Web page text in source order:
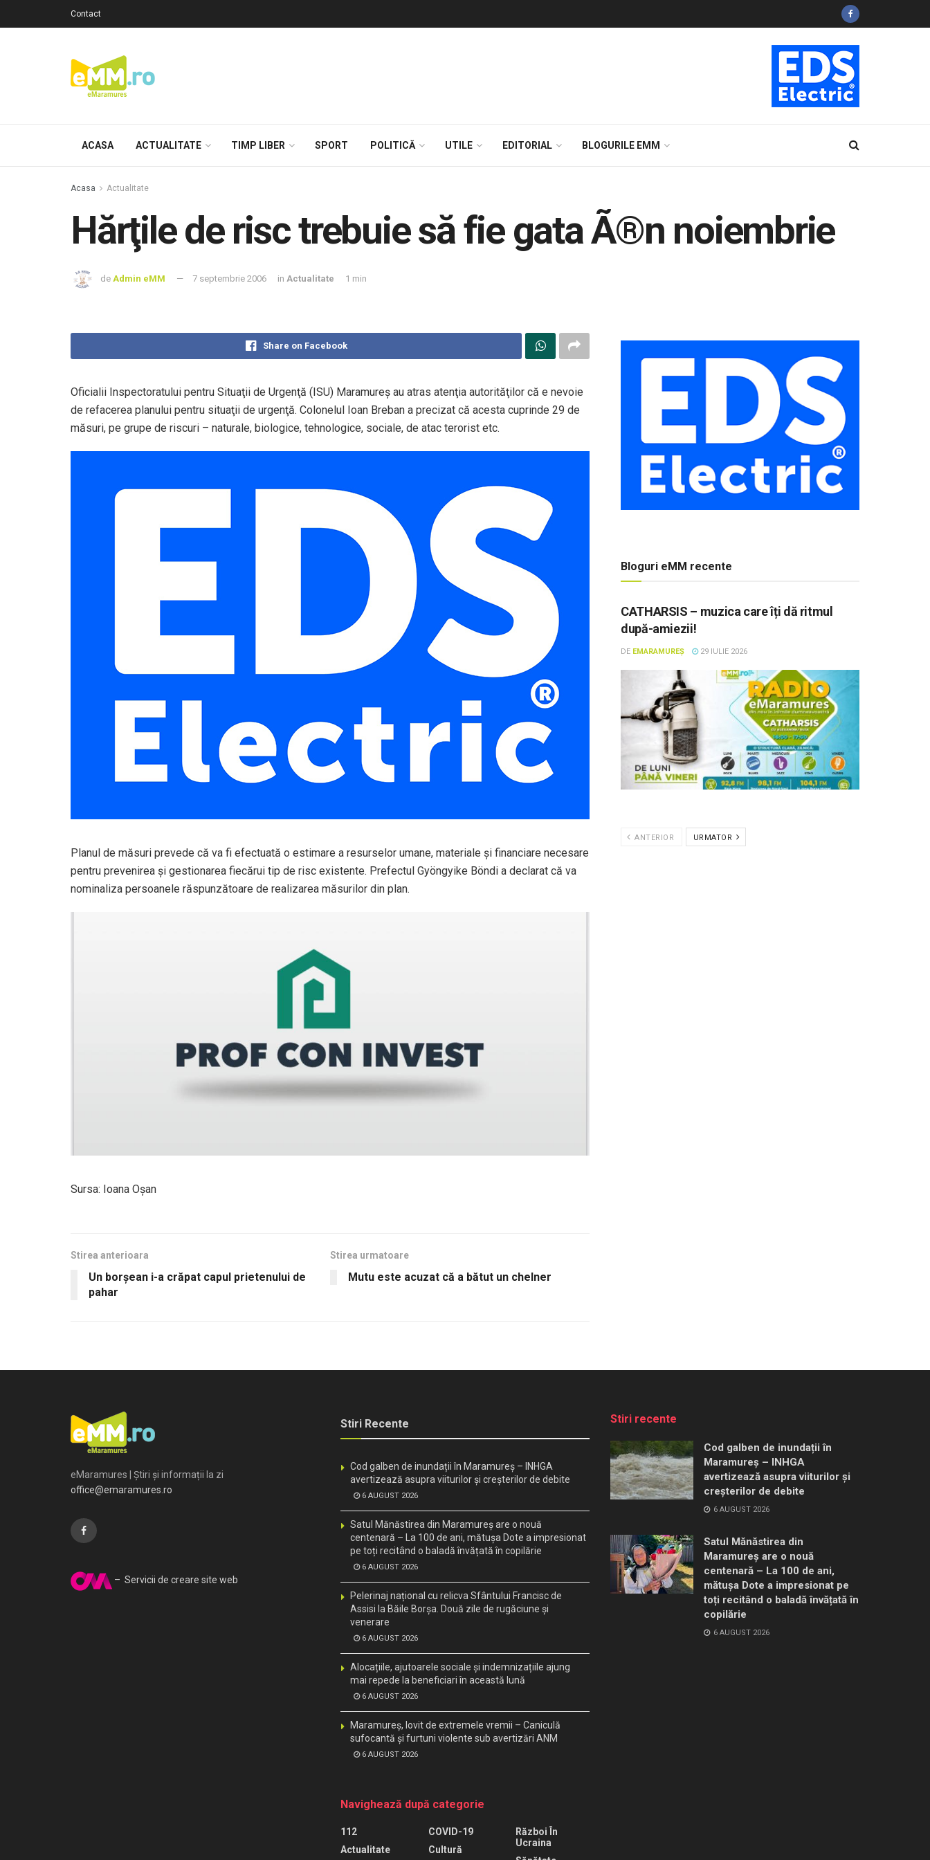
Contact
ACASA ACTUALITATE TIMP LIBER SPORT POLITICĂ UTILE EDITORIAL BLOGURILE EMM
Acasa Actualitate
Hărţile de risc trebuie să fie gata Ã®n noiembrie
de Admin eMM 7 septembrie 2006 in Actualitate 1 min
Share on Facebook
Oficialii Inspectoratului pentru Situaţii de Urgenţă (ISU) Maramureş au atras atenţia autorităţilor că e nevoie
de refacerea planului pentru situaţii de urgenţă. Colonelul Ioan Breban a precizat că acesta cuprinde 29 de
măsuri, pe grupe de riscuri – naturale, biologice, tehnologice, sociale, de atac terorist etc.
Planul de măsuri prevede că va fi efectuată o estimare a resurselor umane, materiale şi financiare necesare
pentru prevenirea şi gestionarea fiecărui tip de risc existente. Prefectul Gyöngyike Böndi a declarat că va
nominaliza persoanele răspunzătoare de realizarea măsurilor din plan.
Sursa: Ioana Oşan
Stirea anterioara
Un borşean i-a crăpat capul prietenului de
pahar
Stirea urmatoare
Mutu este acuzat că a bătut un chelner
Bloguri eMM recente
CATHARSIS – muzica care îți dă ritmul
după-amiezii!
DE EMARAMUREȘ 29 IULIE 2026
ANTERIOR URMATOR
eMaramures | Știri și informații la zi
office@emaramures.ro
– Servicii de creare site web
Stiri Recente
Cod galben de inundații în Maramureș – INHGA
avertizează asupra viiturilor și creșterilor de debite
6 AUGUST 2026
Satul Mănăstirea din Maramureș are o nouă
centenară – La 100 de ani, mătușa Dote a impresionat
pe toți recitând o baladă învățată în copilărie
6 AUGUST 2026
Pelerinaj național cu relicva Sfântului Francisc de
Assisi la Băile Borșa. Două zile de rugăciune și
venerare
6 AUGUST 2026
Alocațiile, ajutoarele sociale și indemnizațiile ajung
mai repede la beneficiari în această lună
6 AUGUST 2026
Maramureș, lovit de extremele vremii – Caniculă
sufocantă și furtuni violente sub avertizări ANM
6 AUGUST 2026
Navighează după categorie
112
Actualitate
COVID-19
Cultură
Război În
Ucraina
Stiri recente
Cod galben de inundații în
Maramureș – INHGA
avertizează asupra viiturilor și
creșterilor de debite
6 AUGUST 2026
Satul Mănăstirea din
Maramureș are o nouă
centenară – La 100 de ani,
mătușa Dote a impresionat pe
toți recitând o baladă învățată în
copilărie
6 AUGUST 2026